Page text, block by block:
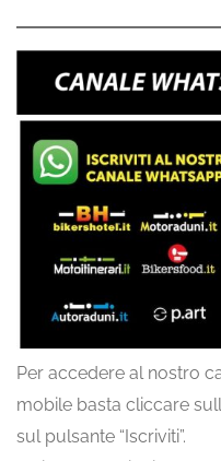
Per accedere al nostro
mobile basta cliccare
sul pulsante “Iscriviti”.